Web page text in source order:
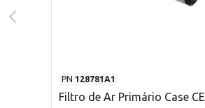
PN 128781A1
Filtro de Ar Primário Case CE